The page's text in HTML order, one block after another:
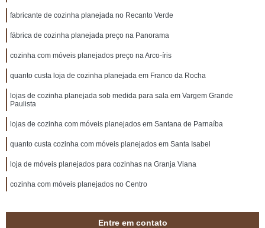
fabricante de cozinha planejada no Recanto Verde
fábrica de cozinha planejada preço na Panorama
cozinha com móveis planejados preço na Arco-íris
quanto custa loja de cozinha planejada em Franco da Rocha
lojas de cozinha planejada sob medida para sala em Vargem Grande
Paulista
lojas de cozinha com móveis planejados em Santana de Parnaíba
quanto custa cozinha com móveis planejados em Santa Isabel
loja de móveis planejados para cozinhas na Granja Viana
cozinha com móveis planejados no Centro
Entre em contato